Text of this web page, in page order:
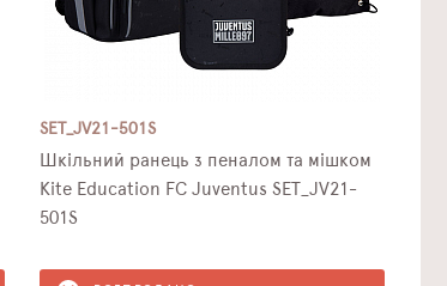
SET_JV21-501S
Шкільний ранець з пеналом та мішком
Kite Education FC Juventus SET_JV21-
501S